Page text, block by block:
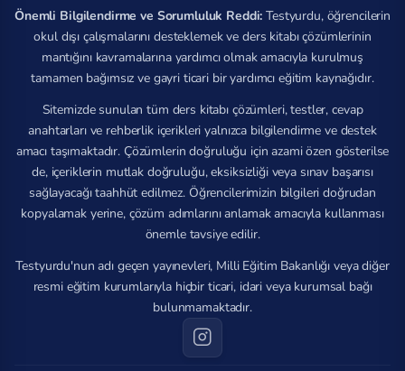
Önemli Bilgilendirme ve Sorumluluk Reddi: Testyurdu, öğrencilerin
okul dışı çalışmalarını desteklemek ve ders kitabı çözümlerinin
mantığını kavramalarına yardımcı olmak amacıyla kurulmuş
tamamen bağımsız ve gayri ticari bir yardımcı eğitim kaynağıdır.
Sitemizde sunulan tüm ders kitabı çözümleri, testler, cevap
anahtarları ve rehberlik içerikleri yalnızca bilgilendirme ve destek
amacı taşımaktadır. Çözümlerin doğruluğu için azami özen gösterilse
de, içeriklerin mutlak doğruluğu, eksiksizliği veya sınav başarısı
sağlayacağı taahhüt edilmez. Öğrencilerimizin bilgileri doğrudan
kopyalamak yerine, çözüm adımlarını anlamak amacıyla kullanması
önemle tavsiye edilir.
Testyurdu'nun adı geçen yayınevleri, Milli Eğitim Bakanlığı veya diğer
resmi eğitim kurumlarıyla hiçbir ticari, idari veya kurumsal bağı
bulunmamaktadır.